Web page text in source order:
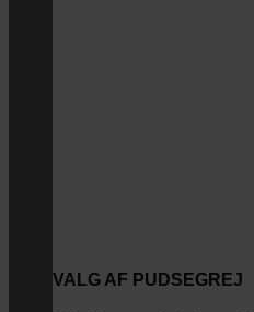
VALG AF PUDSEGREJ